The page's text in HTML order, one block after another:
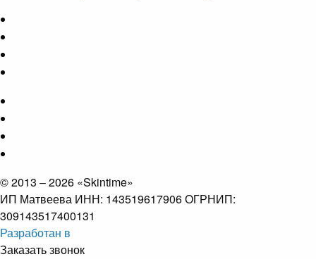
© 2013 – 2026 «Skintime»
ИП Матвеева ИНН: 143519617906 ОГРНИП:
309143517400131
Разработан в
Заказать звонок